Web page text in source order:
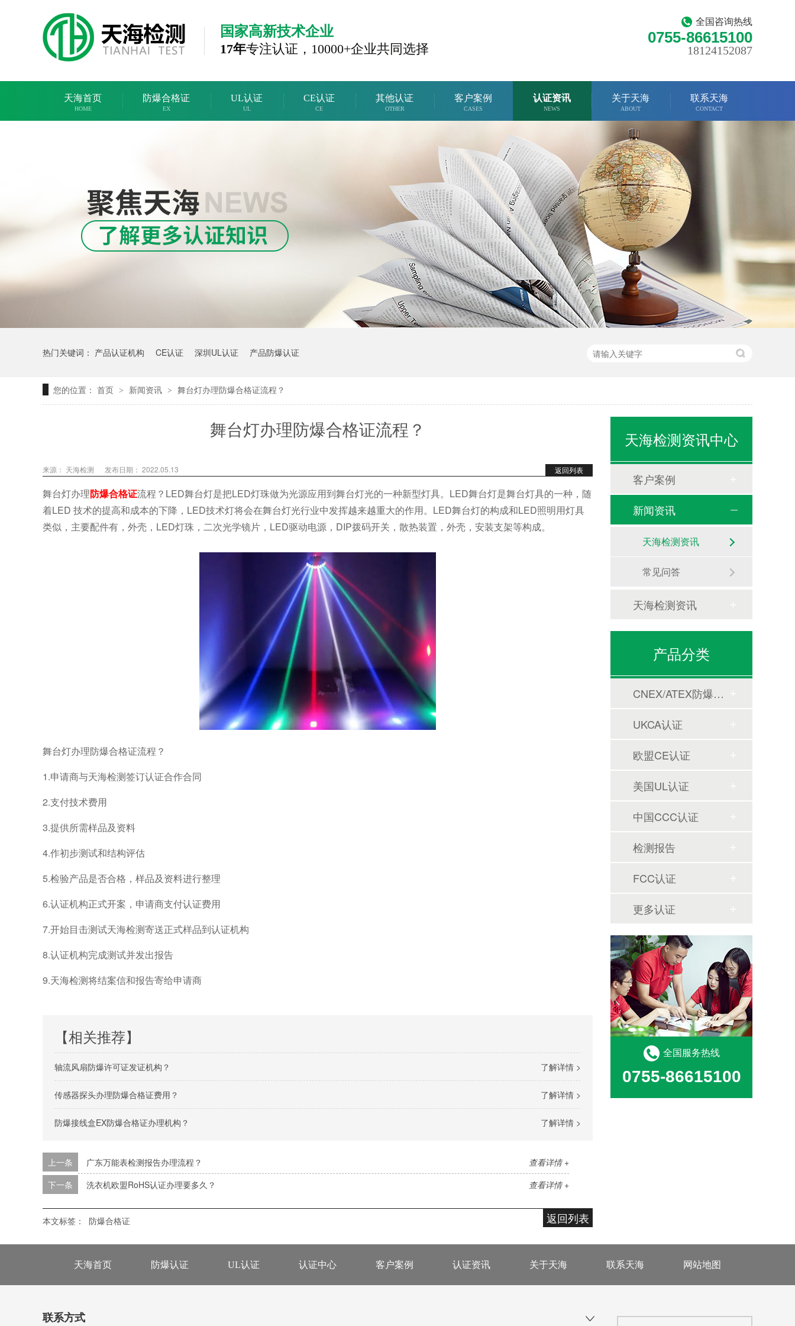
全国咨询热线
0755-86615100
18124152087
国家高新技术企业
17年专注认证， 10000+企业共同选择
天海首页
HOME
防爆合格证
EX
UL认证
UL
CE认证
CE
其他认证
OTHER
客户案例
CASES
认证资讯
NEWS
关于天海
ABOUT
联系天海
CONTACT
热门关键词： 产品认证机构 CE认证 深圳UL认证 产品防爆认证
您的位置： 首页 > 新闻资讯 > 舞台灯办理防爆合格证流程？
舞台灯办理防爆合格证流程？
返回列表
来源： 天海检测 发布日期： 2022.05.13
舞台灯办理防爆合格证流程？LED舞台灯是把LED灯珠做为光源应用到舞台灯光的一种新型灯具。LED舞台灯是舞台灯具的一种，随
着LED 技术的提高和成本的下降，LED技术灯将会在舞台灯光行业中发挥越来越重大的作用。LED舞台灯的构成和LED照明用灯具
类似，主要配件有，外壳，LED灯珠，二次光学镜片，LED驱动电源，DIP拨码开关，散热装置，外壳，安装支架等构成。
舞台灯办理防爆合格证流程？
1.申请商与天海检测签订认证合作合同
2.支付技术费用
3.提供所需样品及资料
4.作初步测试和结构评估
5.检验产品是否合格，样品及资料进行整理
6.认证机构正式开案，申请商支付认证费用
7.开始目击测试天海检测寄送正式样品到认证机构
8.认证机构完成测试并发出报告
9.天海检测将结案信和报告寄给申请商
【相关推荐】
了解详情 >
轴流风扇防爆许可证发证机构？
了解详情 >
传感器探头办理防爆合格证费用？
了解详情 >
防爆接线盒EX防爆合格证办理机构？
查看详情 +
上一条
广东万能表检测报告办理流程？
查看详情 +
下一条 洗衣机欧盟RoHS认证办理要多久？
返回列表
本文标签： 防爆合格证
天海检测资讯中心
客户案例
新闻资讯
天海检测资讯
常见问答
天海检测资讯
产品分类
CNEX/ATEX防爆合格证
UKCA认证
欧盟CE认证
美国UL认证
中国CCC认证
检测报告
FCC认证
更多认证
全国服务热线
0755-86615100
天海首页 防爆认证 UL认证 认证中心 客户案例 认证资讯 关于天海 联系天海 网站地图
联系方式